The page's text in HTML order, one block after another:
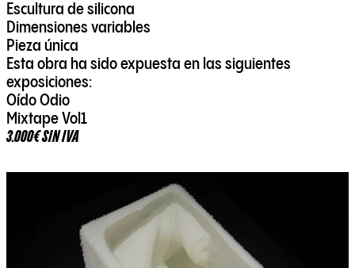
Escultura de silicona
Dimensiones variables
Pieza única
Esta obra ha sido expuesta en las siguientes
exposiciones:
Oído Odio
Mixtape Vol1
3.000€ SIN IVA